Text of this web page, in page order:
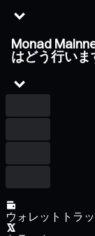
Monad
はどう行いま
ウォレットトラ